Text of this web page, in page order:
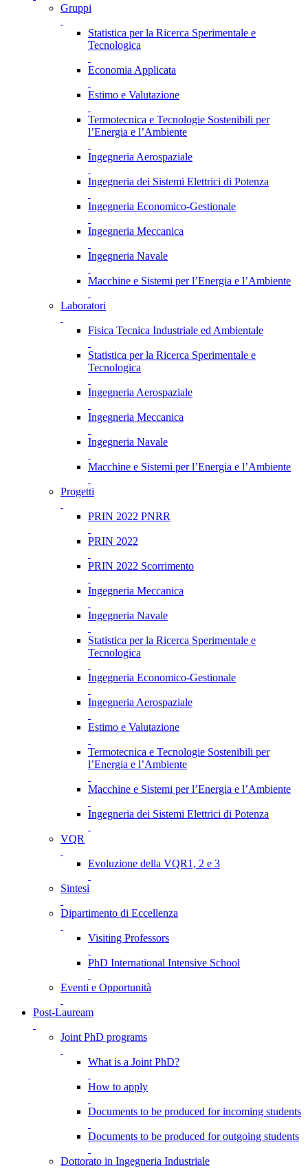
Gruppi
Statistica per la Ricerca Sperimentale e
Tecnologica
Economia Applicata
Estimo e Valutazione
Termotecnica e Tecnologie Sostenibili per
l’Energia e l’Ambiente
Ingegneria Aerospaziale
Ingegneria dei Sistemi Elettrici di Potenza
Ingegneria Economico-Gestionale
Ingegneria Meccanica
Ingegneria Navale
Macchine e Sistemi per l’Energia e l’Ambiente
Laboratori
Fisica Tecnica Industriale ed Ambientale
Statistica per la Ricerca Sperimentale e
Tecnologica
Ingegneria Aerospaziale
Ingegneria Meccanica
Ingegneria Navale
Macchine e Sistemi per l’Energia e l’Ambiente
Progetti
PRIN 2022 PNRR
PRIN 2022
PRIN 2022 Scorrimento
Ingegneria Meccanica
Ingegneria Navale
Statistica per la Ricerca Sperimentale e
Tecnologica
Ingegneria Economico-Gestionale
Ingegneria Aerospaziale
Estimo e Valutazione
Termotecnica e Tecnologie Sostenibili per
l’Energia e l’Ambiente
Macchine e Sistemi per l’Energia e l’Ambiente
Ingegneria dei Sistemi Elettrici di Potenza
VQR
Evoluzione della VQR1, 2 e 3
Sintesi
Dipartimento di Eccellenza
Visiting Professors
PhD International Intensive School
Eventi e Opportunità
Post-Lauream
Joint PhD programs
What is a Joint PhD?
How to apply
Documents to be produced for incoming students
Documents to be produced for outgoing students
Dottorato in Ingegneria Industriale